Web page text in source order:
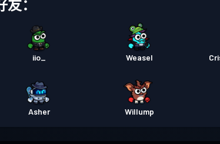
友：
iio_ Weasel
Asher Willump